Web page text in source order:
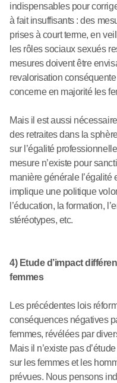
indispensables pour
à fait insuffisants : des
prises à court terme, en
les rôles sociaux sexués
mesures doivent être
revalorisation
concerne en majorité les
Mais il est aussi
des retraites dans la
sur l’égalité
mesure n’existe pour
manière générale l’égalité
implique une politique
l’éducation, la formation,
stéréotypes, etc.
4) Etude d’impact
femmes
Les précédentes lois
conséquences négatives
femmes, révélées par
Mais il n’existe pas
sur les femmes et les
prévues. Nous pensons